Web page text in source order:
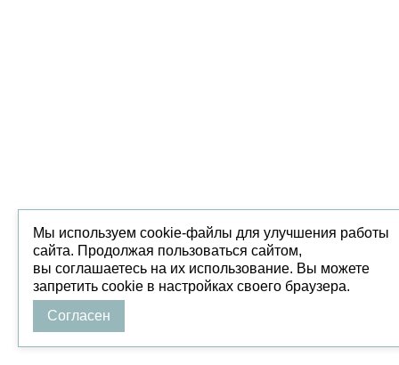
Мы используем cookie-файлы для улучшения работы
сайта. Продолжая пользоваться сайтом,
вы соглашаетесь на их использование. Вы можете
запретить cookie в настройках своего браузера.
Согласен